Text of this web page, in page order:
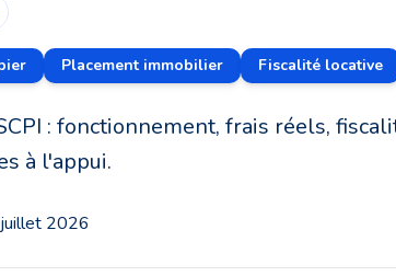
de placement
frais et
Placement immobilier Fiscalité locative
: fonctionnement, frais réels,
à l'appui.
2026